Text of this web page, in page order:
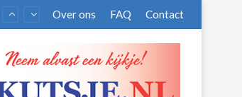
Over ons FAQ Contact